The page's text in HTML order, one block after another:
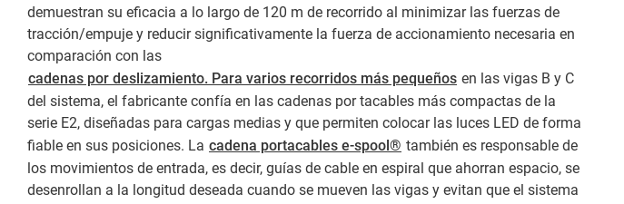
demuestran su eficacia a lo largo de 120 m de recorrido al minimizar las fuerzas de
tracción/empuje y reducir significativamente la fuerza de accionamiento necesaria en
comparación con las
cadenas por deslizamiento. Para varios recorridos más pequeños en las vigas B y C
del sistema, el fabricante confía en las cadenas por tacables más compactas de la
serie E2, diseñadas para cargas medias y que permiten colocar las luces LED de forma
fiable en sus posiciones. La cadena portacables e-spool® también es responsable de
los movimientos de entrada, es decir, guías de cable en espiral que ahorran espacio, se
desenrollan a la longitud deseada cuando se mueven las vigas y evitan que el sistema